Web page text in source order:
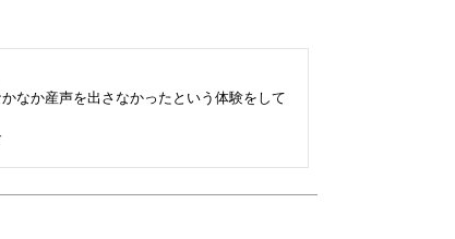
なか産声を出さなかったという体験をして